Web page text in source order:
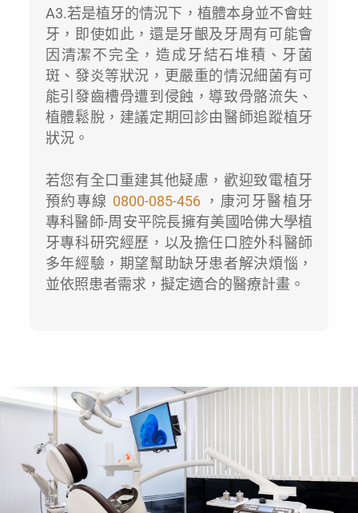
A3.若是植牙的情況下，植體本身並不會蛀
牙，即使如此，還是牙齦及牙周有可能會
因清潔不完全，造成牙結石堆積、牙菌
斑、發炎等狀況，更嚴重的情況細菌有可
能引發齒槽骨遭到侵蝕，導致骨骼流失、
植體鬆脫，建議定期回診由醫師追蹤植牙
狀況。
若您有全口重建其他疑慮，歡迎致電植牙
預約專線 0800-085-456，康河牙醫植牙
專科醫師-周安平院長擁有美國哈佛大學植
牙專科研究經歷，以及擔任口腔外科醫師
多年經驗，期望幫助缺牙患者解決煩惱，
並依照患者需求，擬定適合的醫療計畫。